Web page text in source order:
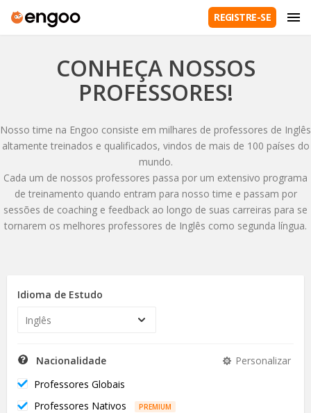
REGISTRE-SE
CONHEÇA NOSSOS
PROFESSORES!
Nosso time na Engoo consiste em milhares de professores de Inglês
altamente treinados e qualificados, vindos de mais de 100 países do
mundo.
Cada um de nossos professores passa por um extensivo programa
de treinamento quando entram para nosso time e passam por
sessões de coaching e feedback ao longo de suas carreiras para se
tornarem os melhores professores de Inglês como segunda língua.
Idioma de Estudo
Inglês
Nacionalidade
Personalizar
Professores Globais
Professores Nativos
PREMIUM